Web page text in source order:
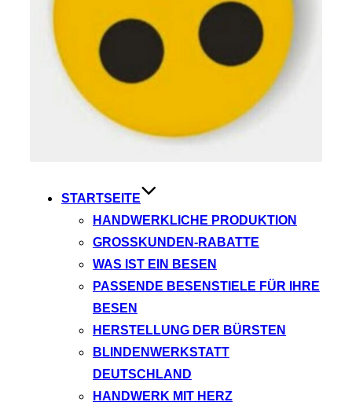
STARTSEITE
HANDWERKLICHE PRODUKTION
GROSSKUNDEN-RABATTE
WAS IST EIN BESEN
PASSENDE BESENSTIELE FÜR IHRE
BESEN
HERSTELLUNG DER BÜRSTEN
BLINDENWERKSTATT
DEUTSCHLAND
HANDWERK MIT HERZ